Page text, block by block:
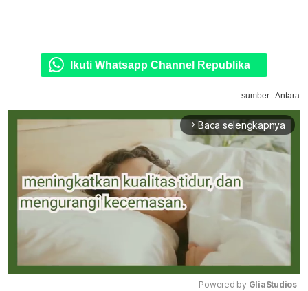
Ikuti Whatsapp Channel Republika
sumber : Antara
arrow_forward_ios Baca selengkapnya
Powered by GliaStudios